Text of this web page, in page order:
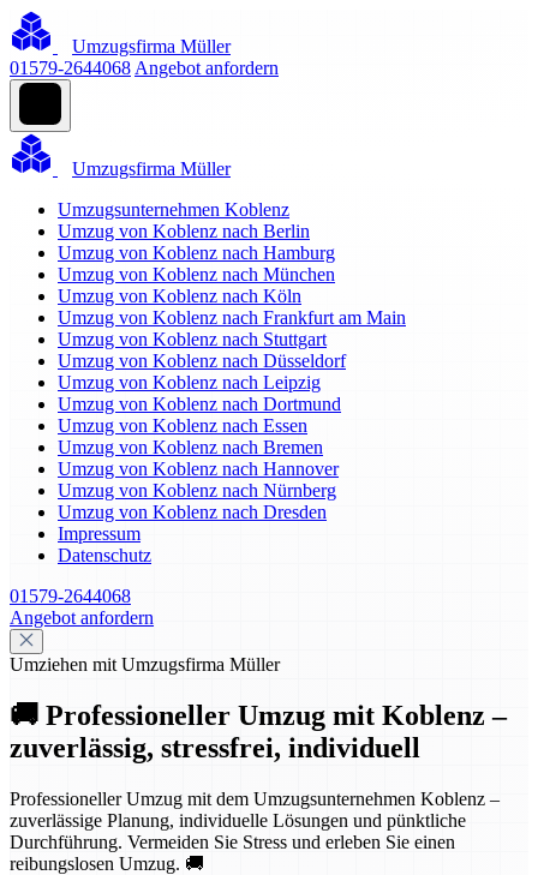
Umzugsfirma Müller
01579-2644068 Angebot anfordern
Umzugsfirma Müller
Umzugsunternehmen Koblenz
Umzug von Koblenz nach Berlin
Umzug von Koblenz nach Hamburg
Umzug von Koblenz nach München
Umzug von Koblenz nach Köln
Umzug von Koblenz nach Frankfurt am Main
Umzug von Koblenz nach Stuttgart
Umzug von Koblenz nach Düsseldorf
Umzug von Koblenz nach Leipzig
Umzug von Koblenz nach Dortmund
Umzug von Koblenz nach Essen
Umzug von Koblenz nach Bremen
Umzug von Koblenz nach Hannover
Umzug von Koblenz nach Nürnberg
Umzug von Koblenz nach Dresden
Impressum
Datenschutz
01579-2644068
Angebot anfordern
Umziehen mit Umzugsfirma Müller
🚚 Professioneller Umzug mit Koblenz –
zuverlässig, stressfrei, individuell
Professioneller Umzug mit dem Umzugsunternehmen Koblenz –
zuverlässige Planung, individuelle Lösungen und pünktliche
Durchführung. Vermeiden Sie Stress und erleben Sie einen
reibungslosen Umzug. 🚚